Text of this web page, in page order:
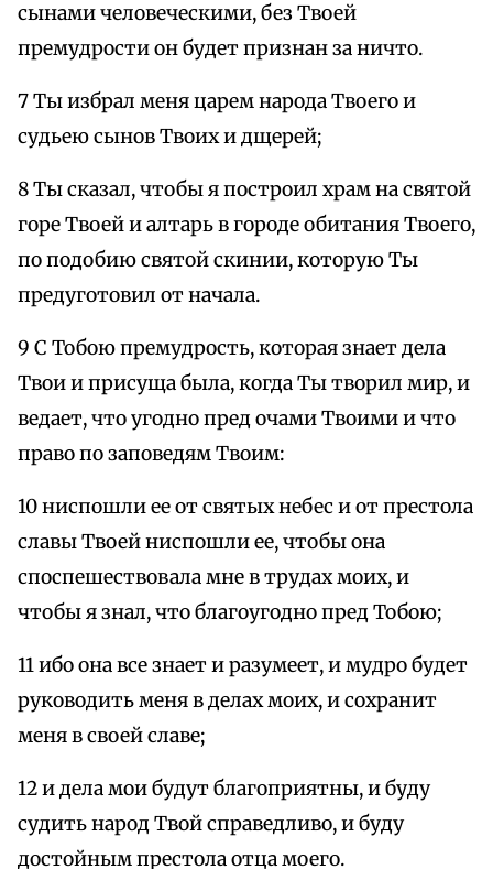
сынами человеческими, без Твоей
премудрости он будет признан за ничто.
7 Ты избрал меня царем народа Твоего и
судьею сынов Твоих и дщерей;
8 Ты сказал, чтобы я построил храм на святой
горе Твоей и алтарь в городе обитания Твоего,
по подобию святой скинии, которую Ты
предуготовил от начала.
9 С Тобою премудрость, которая знает дела
Твои и присуща была, когда Ты творил мир, и
ведает, что угодно пред очами Твоими и что
право по заповедям Твоим:
10 ниспошли ее от святых небес и от престола
славы Твоей ниспошли ее, чтобы она
споспешествовала мне в трудах моих, и
чтобы я знал, что благоугодно пред Тобою;
11 ибо она все знает и разумеет, и мудро будет
руководить меня в делах моих, и сохранит
меня в своей славе;
12 и дела мои будут благоприятны, и буду
судить народ Твой справедливо, и буду
достойным престола отца моего.